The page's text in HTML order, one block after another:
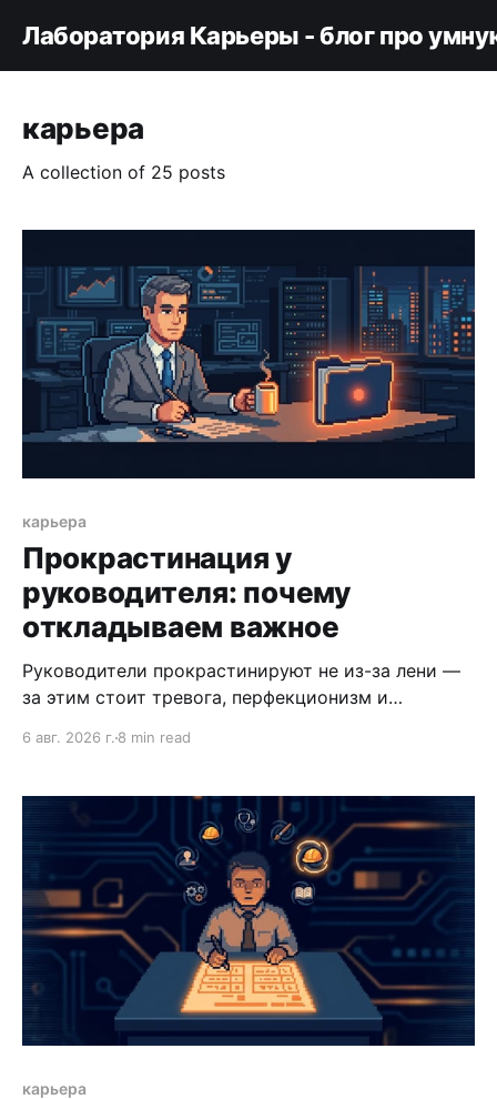
Лаборатория Карьеры - блог про
карьера
A collection of 25 posts
карьера
Прокрастинация у
руководителя: почему
откладываем важное
Руководители прокрастинируют не из-за лени —
за этим стоит тревога, перфекционизм и
6 авг. 2026 г. 8 min read
карьера